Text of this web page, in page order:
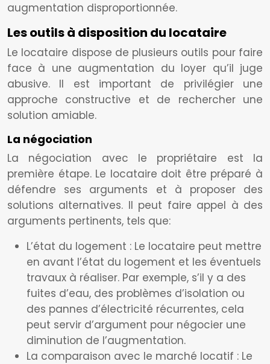
augmentation disproportionnée.
Les outils à disposition du locataire
Le locataire dispose de plusieurs outils pour faire
face à une augmentation du loyer qu’il juge
abusive. Il est important de privilégier une
approche constructive et de rechercher une
solution amiable.
La négociation
La négociation avec le propriétaire est la
première étape. Le locataire doit être préparé à
défendre ses arguments et à proposer des
solutions alternatives. Il peut faire appel à des
arguments pertinents, tels que:
L’état du logement : Le locataire peut mettre
en avant l’état du logement et les éventuels
travaux à réaliser. Par exemple, s’il y a des
fuites d’eau, des problèmes d’isolation ou
des pannes d’électricité récurrentes, cela
peut servir d’argument pour négocier une
diminution de l’augmentation.
La comparaison avec le marché locatif : Le